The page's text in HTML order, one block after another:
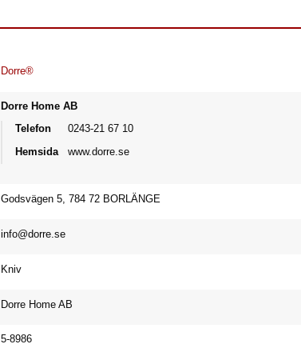
Dorre®
Dorre Home AB
Telefon
0243-21 67 10
Hemsida
www.dorre.se
Godsvägen 5, 784 72 BORLÄNGE
info@dorre.se
Kniv
Dorre Home AB
5-8986